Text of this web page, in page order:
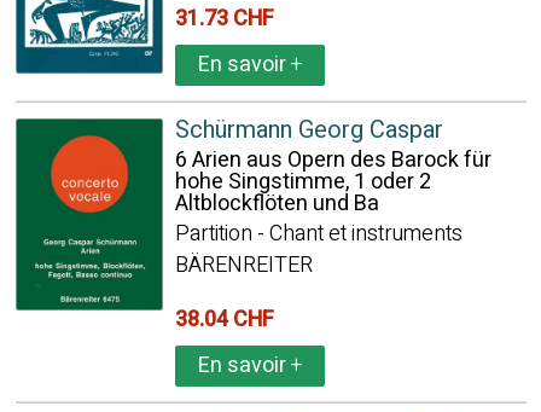
31.73 CHF
En savoir+
Schürmann Georg Caspar
6 Arien aus Opern des Barock für
hohe Singstimme, 1 oder 2
Altblockflöten und Ba
Partition - Chant et instruments
BÄRENREITER
38.04 CHF
En savoir+